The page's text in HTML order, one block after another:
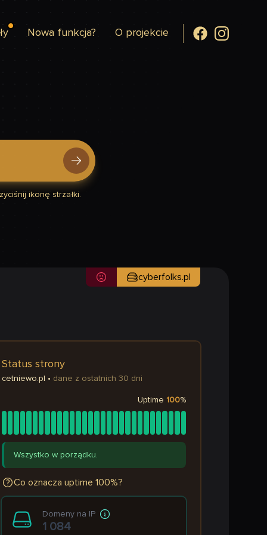
Nowa funkcja? O projekcie
ikonę strzałki.
cyberfolks.pl
Status strony
cetniewo.pl • dane z ostatnich 30 dni
Uptime 100%
Wszystko w porządku.
Co oznacza uptime 100%?
Domeny na IP
1 084